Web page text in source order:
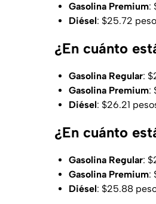
Gasolina Premium:
Diésel: $25.72
¿En cuánto
Gasolina Regular:
Gasolina Premium:
Diésel: $26.21
¿En cuánto
Gasolina Regular:
Gasolina Premium:
Diésel: $25.88